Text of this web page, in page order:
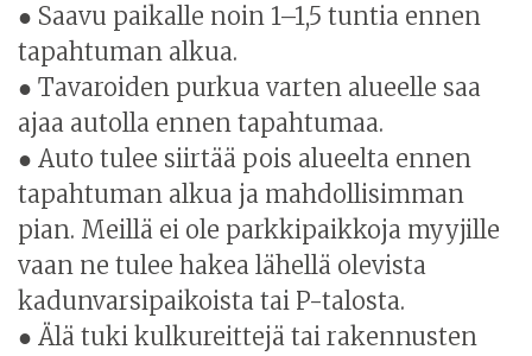
● Saavu paikalle noin 1–1,5 tuntia ennen
tapahtuman alkua.
● Tavaroiden purkua varten alueelle saa
ajaa autolla ennen tapahtumaa.
● Auto tulee siirtää pois alueelta ennen
tapahtuman alkua ja mahdollisimman
pian. Meillä ei ole parkkipaikkoja myyjille
vaan ne tulee hakea lähellä olevista
kadunvarsipaikoista tai P-talosta.
● Älä tuki kulkureittejä tai rakennusten